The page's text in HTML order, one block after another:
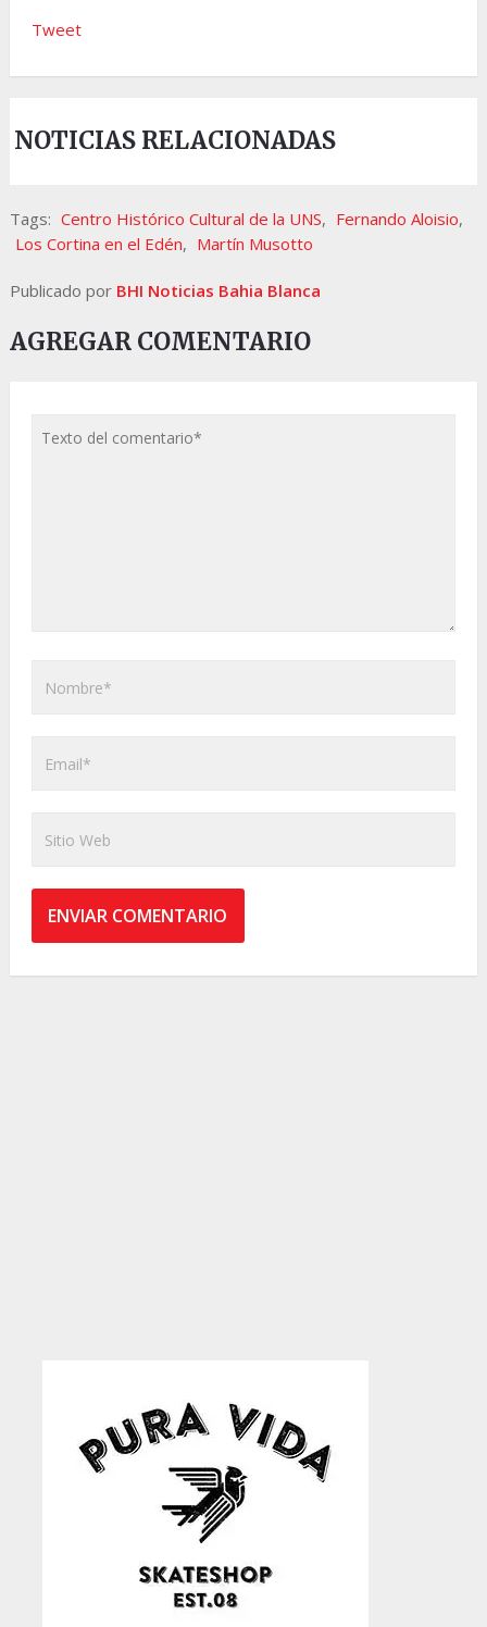
Tweet
NOTICIAS RELACIONADAS
Tags: Centro Histórico Cultural de la UNS, Fernando Aloisio,
Los Cortina en el Edén, Martín Musotto
Publicado por BHI Noticias Bahia Blanca
AGREGAR COMENTARIO